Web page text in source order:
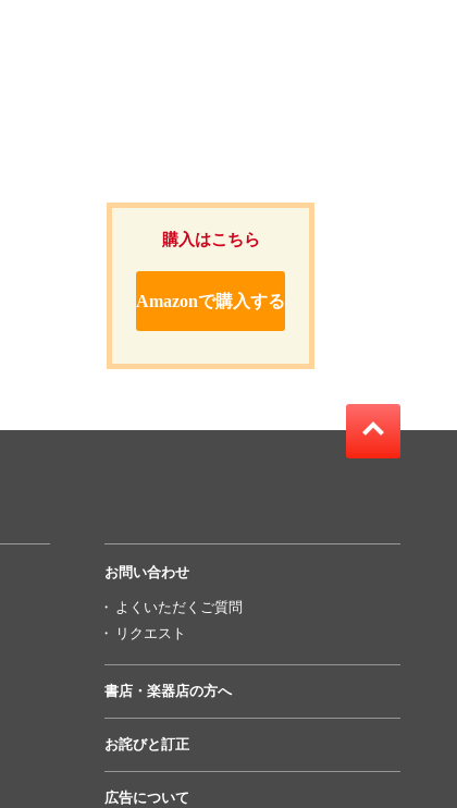
購入はこちら
Amazonで購入する
お問い合わせ
よくいただくご質問
リクエスト
書店・楽器店の方へ
お詫びと訂正
広告について